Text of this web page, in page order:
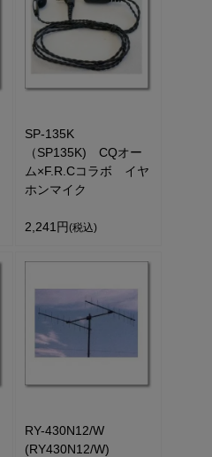
SP-135K
（SP135K) CQオー
ム×F.R.Cコラボ イヤ
ホンマイク
2,241円 (税込)
RY-430N12/W
(RY430N12/W)